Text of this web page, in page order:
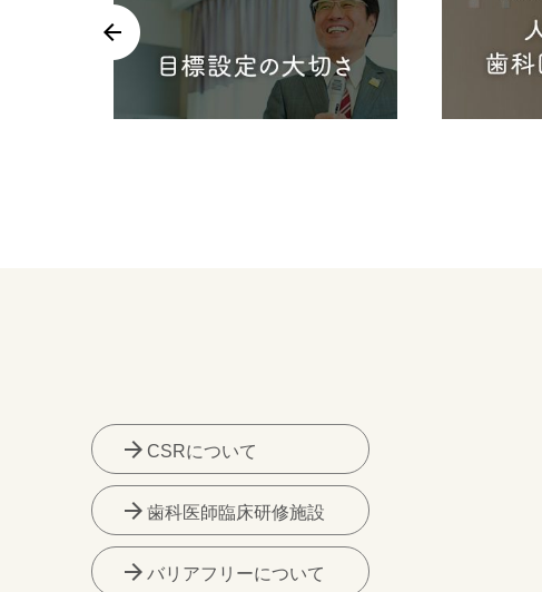
arrow_forward CSRについて
arrow_forward 歯科医師臨床研修施設
arrow_forward バリアフリーについて